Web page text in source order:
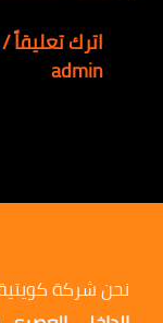
اترك تعليقاً/
admin
نحن شركة